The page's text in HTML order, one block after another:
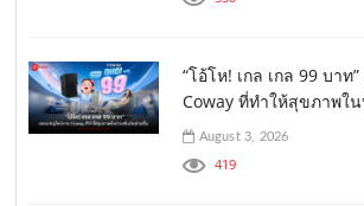
“โอ้โห! เกล เกล 99 บาท
Coway ที่ทำให้สุขภาพใ
August 3, 2026
419